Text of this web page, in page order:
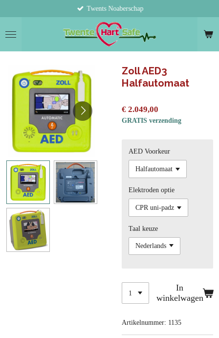
direct
naar
de
hoofdinhoud
Twents Noaberschap
Zoll AED3
Halfautomaat
€ 2.049,00
GRATIS verzending
AED Voorkeur
Elektroden optie
Taal keuze
In
winkelwagen
Artikelnummer: 1135